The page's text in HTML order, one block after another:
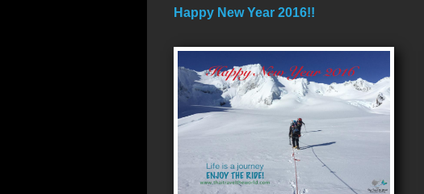
Happy New Year 2016!!